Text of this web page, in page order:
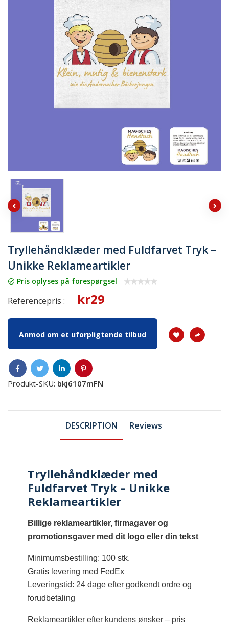
Tryllehåndklæder med Fuldfarvet Tryk –
Unikke Reklameartikler
Pris oplyses på forespørgsel
Referencepris : kr29
Anmod om et uforpligtende tilbud
Produkt-SKU: bkj6107mFN
DESCRIPTION Reviews
Tryllehåndklæder med
Fuldfarvet Tryk – Unikke
Reklameartikler
Billige reklameartikler, firmagaver og
promotionsgaver med dit logo eller din tekst
Minimumsbestilling: 100 stk.
Gratis levering med FedEx
Leveringstid: 24 dage efter godkendt ordre og
forudbetaling
Reklameartikler efter kundens ønsker – pris